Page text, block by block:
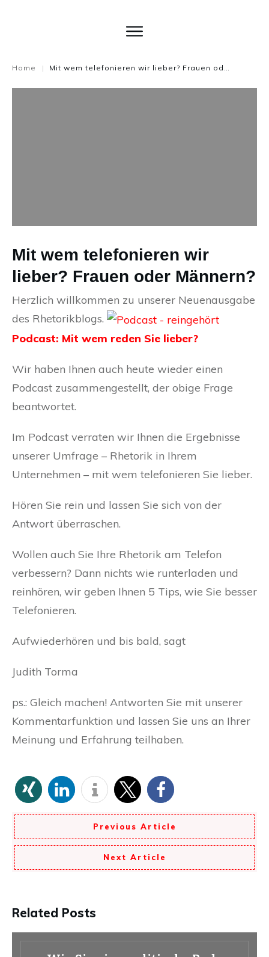
Home |
Mit wem telefonieren wir
lieber? Frauen oder Männern?
Herzlich willkommen zu unserer Neuenausgabe
des Rhetorikblogs.
Podcast: Mit wem reden Sie lieber?
Wir haben Ihnen auch heute wieder einen
Podcast zusammengestellt, der obige Frage
beantwortet.
Im Podcast verraten wir Ihnen die Ergebnisse
unserer Umfrage – Rhetorik in Ihrem
Unternehmen – mit wem telefonieren Sie lieber.
Hören Sie rein und lassen Sie sich von der
Antwort überraschen.
Wollen auch Sie Ihre Rhetorik am Telefon
verbessern? Dann nichts wie runterladen und
reinhören, wir geben Ihnen 5 Tips, wie Sie besser
Telefonieren.
Aufwiederhören und bis bald, sagt
Judith Torma
ps.: Gleich machen! Antworten Sie mit unserer
Kommentarfunktion und lassen Sie uns an Ihrer
Meinung und Erfahrung teilhaben.
Previous Article
Next Article
Related Posts